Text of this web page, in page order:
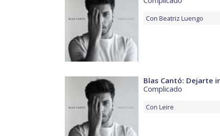
Con Beatriz Luengo
Blas Cantó: Dejarte ir
Complicado
Con Leire